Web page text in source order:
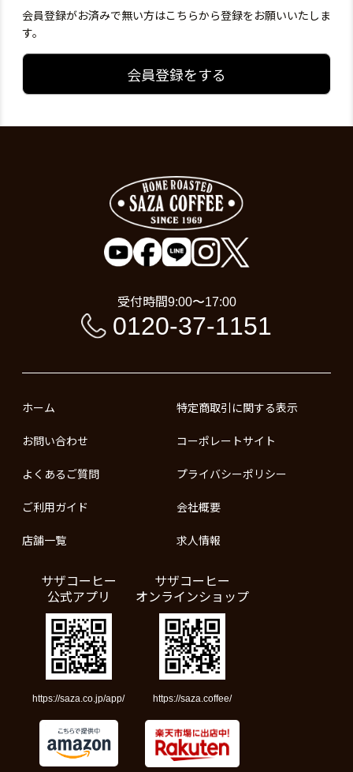
会員登録がお済みで無い方はこちらから登録をお願いいたしま
す。
会員登録をする
受付時間9:00〜17:00
0120-37-1151
ホーム
お問い合わせ
よくあるご質問
ご利用ガイド
店舗一覧
特定商取引に関する表示
コーポレートサイト
プライバシーポリシー
会社概要
求人情報
サザコーヒー
公式アプリ
https://saza.co.jp/app/
サザコーヒー
オンラインショップ
https://saza.coffee/